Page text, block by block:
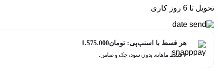
تحویل تا 6 روز کاری
هر قسط با اسنپ‌پی: تومان1.575.000
۴ قسط ماهانه. بدون سود، چک و ضامن.